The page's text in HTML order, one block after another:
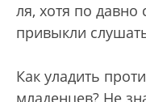
ля, хотя по
привыкли
Как уладить
младенцев? Не